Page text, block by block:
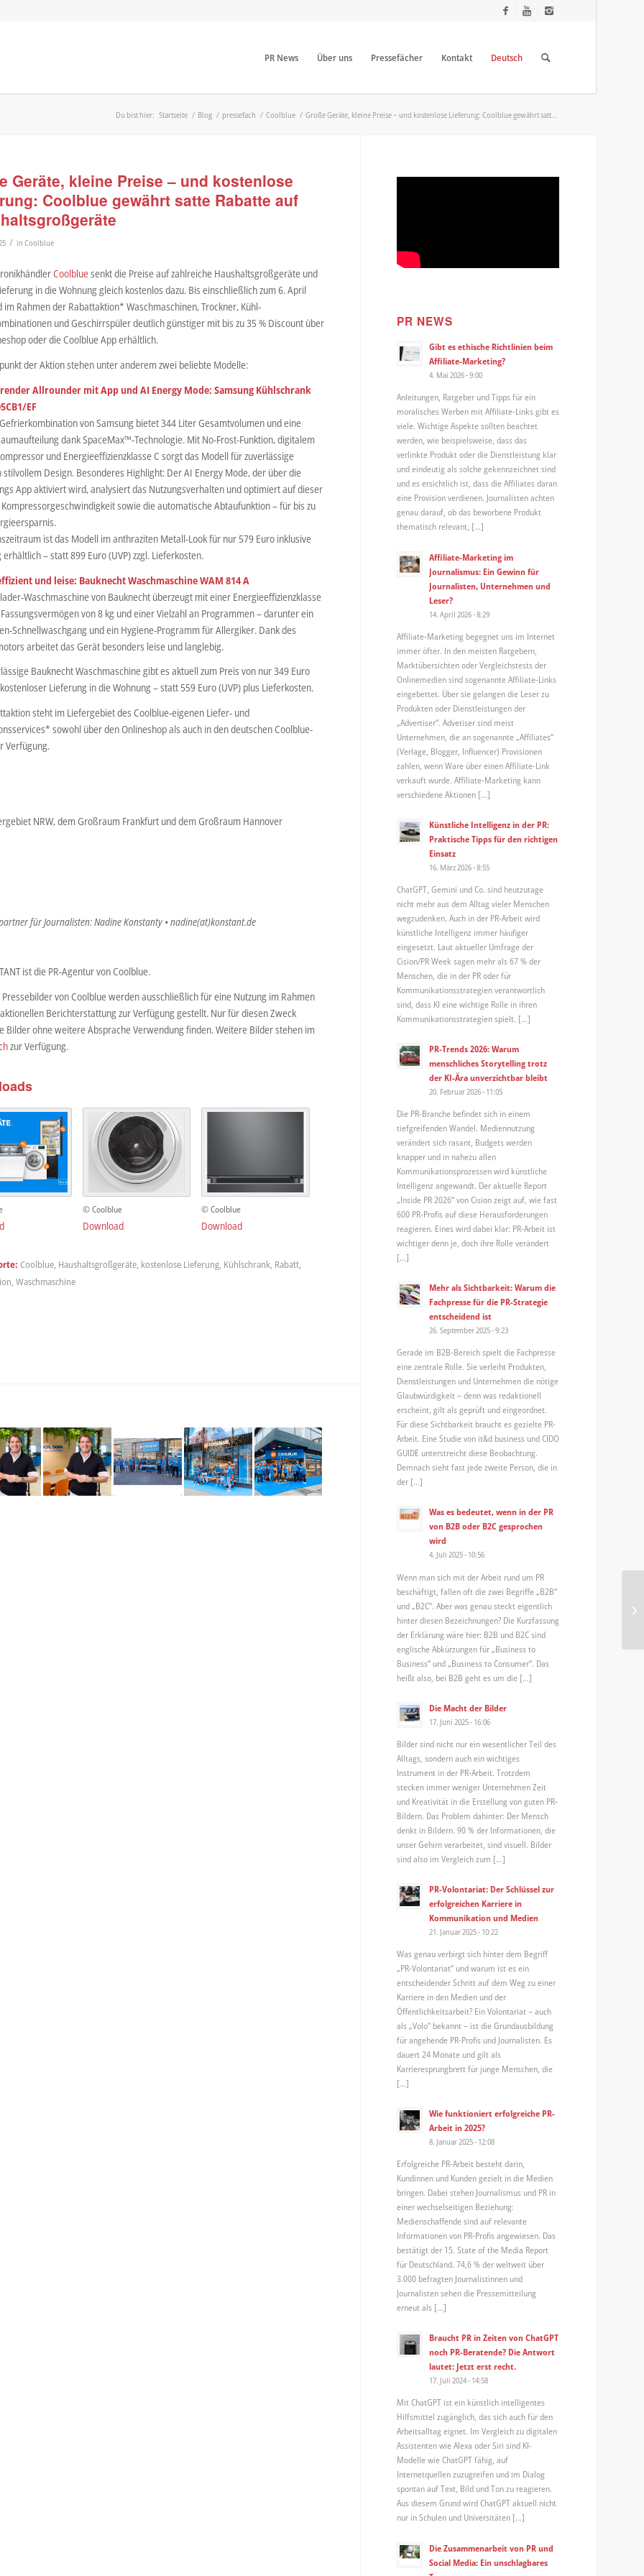
PR News Über uns Pressefächer Kontakt Deutsch
Du bist hier: Startseite / Blog / pressefach / Coolblue / Große Geräte, kleine Preise – und kostenlose Lieferung: Coolblue gewährt satt...
Geräte, kleine Preise – und kostenlose
Coolblue gewährt satte Rabatte auf
/ in Coolblue
Coolbluesenkt die Preise auf zahlreiche Haushaltsgroßgeräte und
in die Wohnung gleich kostenlos dazu. Bis einschließlich zum 6. April
im Rahmen der Rabattaktion* Waschmaschinen, Trockner, Kühl-
und Geschirrspüler deutlich günstiger mit bis zu 35 % Discount über
oder die Coolblue App erhältlich.
der Aktion stehen unter anderem zwei beliebte Modelle:
Allrounder mit App und AI Energy Mode: Samsung Kühlschrank
EF
von Samsung bietet 344 Liter Gesamtvolumen und eine
dank SpaceMax™-Technologie. Mit No-Frost-Funktion, digitalem
und Energieeffizienzklasse C sorgt das Modell für zuverlässige
stilvollem Design. Besonderes Highlight: Der AI Energy Mode, der über die
App aktiviert wird, analysiert das Nutzungsverhalten und optimiert auf dieser
Kompressorgeschwindigkeit sowie die automatische Abtaufunktion – für bis zu
ist das Modell im anthraziten Metall-Look für nur 579 Euro inklusive
erhältlich – statt 899 Euro (UVP) zzgl. Lieferkosten.
und leise: Bauknecht Waschmaschine WAM 814 A
Waschmaschine von Bauknecht überzeugt mit einer Energieeffizienzklasse
von 8 kg und einer Vielzahl an Programmen – darunter ein
Schnellwaschgang und ein Hygiene-Programm für Allergiker. Dank des
arbeitet das Gerät besonders leise und langlebig.
Bauknecht Waschmaschine gibt es aktuell zum Preis von nur 349 Euro
Lieferung in die Wohnung – statt 559 Euro (UVP) plus Lieferkosten.
steht im Liefergebiet des Coolblue-eigenen Liefer- und
sowohl über den Onlineshop als auch in den deutschen Coolblue-
Verfügung.
NRW, dem Großraum Frankfurt und dem Großraum Hannover
für Journalisten: Nadine Konstanty • nadine(at)konstant.de
ist die PR-Agentur von Coolblue.
Pressebilder von Coolblue werden ausschließlich für eine Nutzung im Rahmen
Berichterstattung zur Verfügung gestellt. Nur für diesen Zweck
Bilder ohne weitere Absprache Verwendung finden. Weitere Bilder stehen im
zur Verfügung.
© Coolblue
Download
© Coolblue
Download
Coolblue, Haushaltsgroßgeräte, kostenlose Lieferung, Kühlschrank, Rabatt,
, Waschmaschine
PR NEWS
Gibt es ethische Richtlinien beim
Affiliate-Marketing?
4. Mai 2026 - 9:00
Anleitungen, Ratgeber und Tipps für ein
moralisches Werben mit Affiliate-Links gibt es
viele. Wichtige Aspekte sollten beachtet
werden, wie beispielsweise, dass das
verlinkte Produkt oder die Dienstleistung klar
und eindeutig als solche gekennzeichnet sind
und es ersichtlich ist, dass die Affiliates daran
eine Provision verdienen. Journalisten achten
genau darauf, ob das beworbene Produkt
thematisch relevant, […]
Affiliate-Marketing im
Journalismus: Ein Gewinn für
Journalisten, Unternehmen und
Leser?
14. April 2026 - 8:29
Affiliate-Marketing begegnet uns im Internet
immer öfter. In den meisten Ratgebern,
Marktübersichten oder Vergleichstests der
Onlinemedien sind sogenannte Affiliate-Links
eingebettet. Über sie gelangen die Leser zu
Produkten oder Dienstleistungen der
„Advertiser“. Advetiser sind meist
Unternehmen, die an sogenannte „Affiliates“
(Verlage, Blogger, Influencer) Provisionen
zahlen, wenn Ware über einen Affiliate-Link
verkauft wurde. Affiliate-Marketing kann
verschiedene Aktionen […]
Künstliche Intelligenz in der PR:
Praktische Tipps für den richtigen
Einsatz
16. März 2026 - 8:55
ChatGPT, Gemini und Co. sind heutzutage
nicht mehr aus dem Alltag vieler Menschen
wegzudenken. Auch in der PR-Arbeit wird
künstliche Intelligenz immer häufiger
eingesetzt. Laut aktueller Umfrage der
Cision/PR Week sagen mehr als 67 % der
Menschen, die in der PR oder für
Kommunikationsstrategien verantwortlich
sind, dass KI eine wichtige Rolle in ihren
Kommunikationsstrategien spielt. […]
PR-Trends 2026: Warum
menschliches Storytelling trotz
der KI-Ära unverzichtbar bleibt
20. Februar 2026 - 11:05
Die PR-Branche befindet sich in einem
tiefgreifenden Wandel. Mediennutzung
verändert sich rasant, Budgets werden
knapper und in nahezu allen
Kommunikationsprozessen wird künstliche
Intelligenz angewandt. Der aktuelle Report
„Inside PR 2026“ von Cision zeigt auf, wie fast
600 PR-Profis auf diese Herausforderungen
reagieren. Eines wird dabei klar: PR-Arbeit ist
wichtiger denn je, doch ihre Rolle verändert
[…]
Mehr als Sichtbarkeit: Warum die
Fachpresse für die PR-Strategie
entscheidend ist
26. September 2025 - 9:23
Gerade im B2B-Bereich spielt die Fachpresse
eine zentrale Rolle. Sie verleiht Produkten,
Dienstleistungen und Unternehmen die nötige
Glaubwürdigkeit – denn was redaktionell
erscheint, gilt als geprüft und eingeordnet.
Für diese Sichtbarkeit braucht es gezielte PR-
Arbeit. Eine Studie von it&d business und CIDO
GUIDE unterstreicht diese Beobachtung.
Demnach sieht fast jede zweite Person, die in
der […]
Was es bedeutet, wenn in der PR
von B2B oder B2C gesprochen
wird
4. Juli 2025 - 10:56
Wenn man sich mit der Arbeit rund um PR
beschäftigt, fallen oft die zwei Begriffe „B2B“
und „B2C“. Aber was genau steckt eigentlich
hinter diesen Bezeichnungen? Die Kurzfassung
der Erklärung wäre hier: B2B und B2C sind
englische Abkürzungen für „Business to
Business“ und „Business to Consumer“. Das
heißt also, bei B2B geht es um die […]
Die Macht der Bilder
17. Juni 2025 - 16:06
Bilder sind nicht nur ein wesentlicher Teil des
Alltags, sondern auch ein wichtiges
Instrument in der PR-Arbeit. Trotzdem
stecken immer weniger Unternehmen Zeit
und Kreativität in die Erstellung von guten PR-
Bildern. Das Problem dahinter: Der Mensch
denkt in Bildern. 90 % der Informationen, die
unser Gehirn verarbeitet, sind visuell. Bilder
sind also im Vergleich zum […]
PR-Volontariat: Der Schlüssel zur
erfolgreichen Karriere in
Kommunikation und Medien
21. Januar 2025 - 10:22
Was genau verbirgt sich hinter dem Begriff
„PR-Volontariat“ und warum ist es ein
entscheidender Schritt auf dem Weg zu einer
Karriere in den Medien und der
Öffentlichkeitsarbeit? Ein Volontariat – auch
als „Volo“ bekannt – ist die Grundausbildung
für angehende PR-Profis und Journalisten. Es
dauert 24 Monate und gilt als
Karrieresprungbrett für junge Menschen, die
[…]
Wie funktioniert erfolgreiche PR-
Arbeit in 2025?
8. Januar 2025 - 12:08
Erfolgreiche PR-Arbeit besteht darin,
Kundinnen und Kunden gezielt in die Medien
bringen. Dabei stehen Journalismus und PR in
einer wechselseitigen Beziehung:
Medienschaffende sind auf relevante
Informationen von PR-Profis angewiesen. Das
bestätigt der 15. State of the Media Report
für Deutschland. 74,6 % der weltweit über
3.000 befragten Journalistinnen und
Journalisten sehen die Pressemitteilung
erneut als […]
Braucht PR in Zeiten von ChatGPT
noch PR-Beratende? Die Antwort
lautet: Jetzt erst recht.
17. Juli 2024 - 14:58
Mit ChatGPT ist ein künstlich intelligentes
Hilfsmittel zugänglich, das sich auch für den
Arbeitsalltag eignet. Im Vergleich zu digitalen
Assistenten wie Alexa oder Siri sind KI-
Modelle wie ChatGPT fähig, auf
Internetquellen zuzugreifen und im Dialog
spontan auf Text, Bild und Ton zu reagieren.
Aus diesem Grund wird ChatGPT aktuell nicht
nur in Schulen und Universitäten […]
Die Zusammenarbeit von PR und
Social Media: Ein unschlagbares